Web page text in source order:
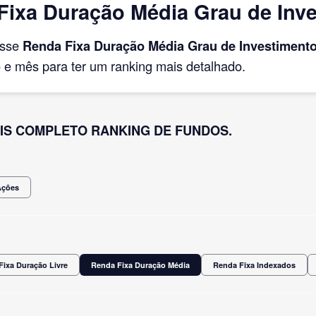
Duração Média Grau de
Renda Fixa Duração Média Grau de
mês para ter um ranking mais detalhado.
COMPLETO RANKING DE FUNDOS.
Duração Livre Renda Fixa Duração Média Renda Fixa Indexados